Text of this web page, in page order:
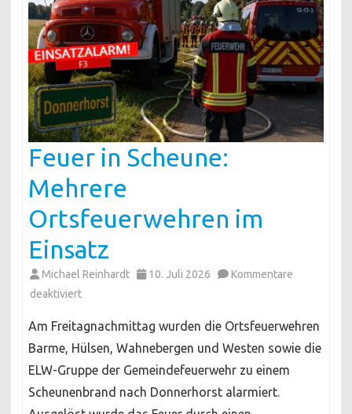
Feuer in Scheune:
Mehrere
Ortsfeuerwehren im
Einsatz
Michael Reinhardt 10. Juli 2026
Kommentare
deaktiviertfür
in
Scheune:
Mehrere
Ortsfeuerwehren
im
Am Freitagnachmittag wurden die Ortsfeuerwehren
Barme, Hülsen, Wahnebergen und Westen sowie die
ELW-Gruppe der Gemeindefeuerwehr zu einem
Scheunenbrand nach Donnerhorst alarmiert.